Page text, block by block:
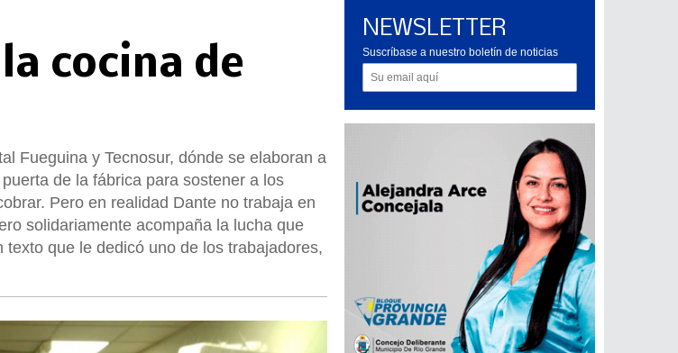
cocina de
Fueguina y Tecnosur, dónde se elaboran a
de la fábrica para sostener a los
Pero en realidad Dante no trabaja en
solidariamente acompaña la lucha que
que le dedicó uno de los trabajadores,
NEWSLETTER
Suscríbase a nuestro boletín de noticias